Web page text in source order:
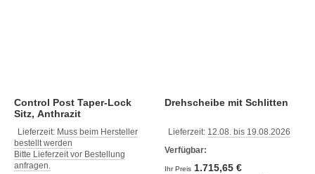
Control Post Taper-Lock
Sitz, Anthrazit
Lieferzeit: Muss beim Hersteller
bestellt werden
Bitte Lieferzeit vor Bestellung
anfragen.
Drehscheibe mit Schlitten
Lieferzeit: 12.08. bis 19.08.2026
Verfügbar:
Ihr Preis 1.715,65 €